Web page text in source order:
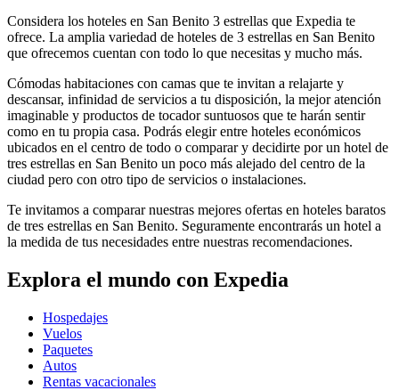
Considera los hoteles en San Benito 3 estrellas que Expedia te
ofrece. La amplia variedad de hoteles de 3 estrellas en San Benito
que ofrecemos cuentan con todo lo que necesitas y mucho más.
Cómodas habitaciones con camas que te invitan a relajarte y
descansar, infinidad de servicios a tu disposición, la mejor atención
imaginable y productos de tocador suntuosos que te harán sentir
como en tu propia casa. Podrás elegir entre hoteles económicos
ubicados en el centro de todo o comparar y decidirte por un hotel de
tres estrellas en San Benito un poco más alejado del centro de la
ciudad pero con otro tipo de servicios o instalaciones.
Te invitamos a comparar nuestras mejores ofertas en hoteles baratos
de tres estrellas en San Benito. Seguramente encontrarás un hotel a
la medida de tus necesidades entre nuestras recomendaciones.
Explora el mundo con Expedia
Hospedajes
Vuelos
Paquetes
Autos
Rentas vacacionales